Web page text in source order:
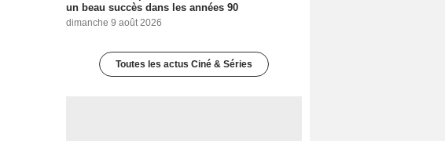
un beau succès dans les années 90
dimanche 9 août 2026
Toutes les actus Ciné & Séries